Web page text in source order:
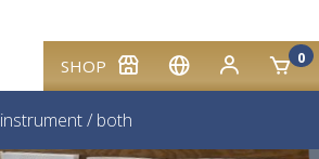
SHOP 0
instrument/ both